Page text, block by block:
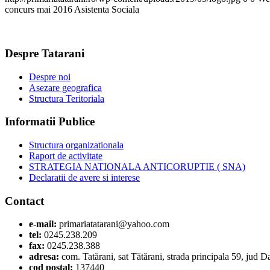
concurs mai 2016 Asistenta Sociala
Despre Tatarani
Despre noi
Asezare geografica
Structura Teritoriala
Informatii Publice
Structura organizationala
Raport de activitate
STRATEGIA NATIONALA ANTICORUPTIE ( SNA)
Declaratii de avere si interese
Contact
e-mail: primariatatarani@yahoo.com
tel: 0245.238.209
fax: 0245.238.388
adresa: com. Tatărani, sat Tătărani, strada principala 59, jud
cod postal: 137440